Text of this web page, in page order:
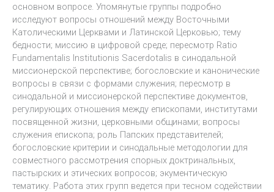
основном вопросе. Упомянутые группы подробно
исследуют вопросы отношений между Восточными
Католическими Церквами и Латинской Церковью; тему
бедности; миссию в цифровой среде; пересмотр Ratio
Fundamentalis Institutionis Sacerdotalis в синодальной
миссионерской перспективе; богословские и канонические
вопросы в связи с формами служения; пересмотр в
синодальной и миссионерской перспективе документов,
регулирующих отношения между епископами, институтами
посвященной жизни, церковными общинами; вопросы
служения епископа; роль Папских представителей;
богословские критерии и синодальные методологии для
совместного рассмотрения спорных доктринальных,
пастырских и этических вопросов; экументическую
тематику. Работа этих групп ведется при тесном содействии